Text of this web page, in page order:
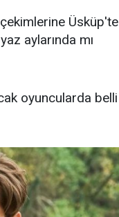
Üsküp'te
aylarında mı
oyuncularda belli